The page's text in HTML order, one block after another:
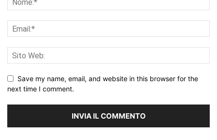
Save my name, email, and website in this browser for the
next time I comment.